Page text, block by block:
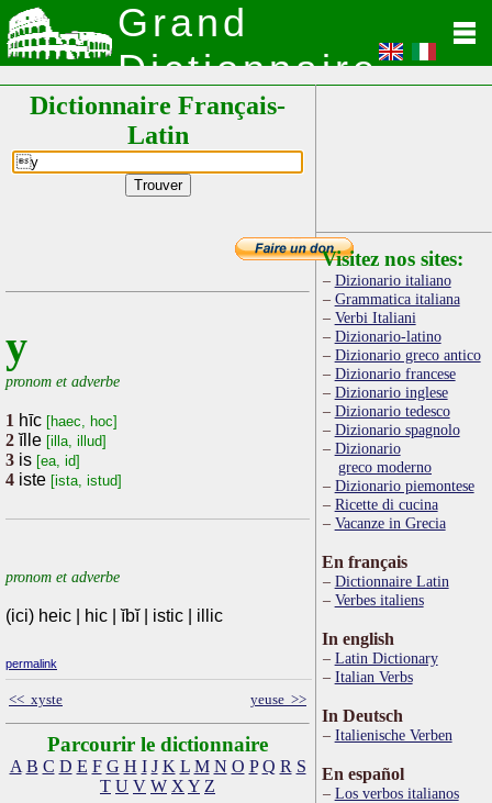
Grand
Dictionnaire
Latin
Dictionnaire Français-
Latin
y
pronom et adverbe
1 hīc [haec, hoc]
2 ĭlle [illa, illud]
3 is [ea, id]
4 iste [ista, istud]
pronom et adverbe
(ici) heic | hic | ĭbĭ | istic | illic
permalink
<< xyste yeuse >>
Parcourir le dictionnaire
A B C D E F G H I J K L M N O P Q R S
T U V W X Y Z
Visitez nos sites:
Dizionario italiano
Grammatica italiana
Verbi Italiani
Dizionario-latino
Dizionario greco antico
Dizionario francese
Dizionario inglese
Dizionario tedesco
Dizionario spagnolo
Dizionario
greco moderno
Dizionario piemontese
Ricette di cucina
Vacanze in Grecia
En français
Dictionnaire Latin
Verbes italiens
In english
Latin Dictionary
Italian Verbs
In Deutsch
Italienische Verben
En español
Los verbos italianos